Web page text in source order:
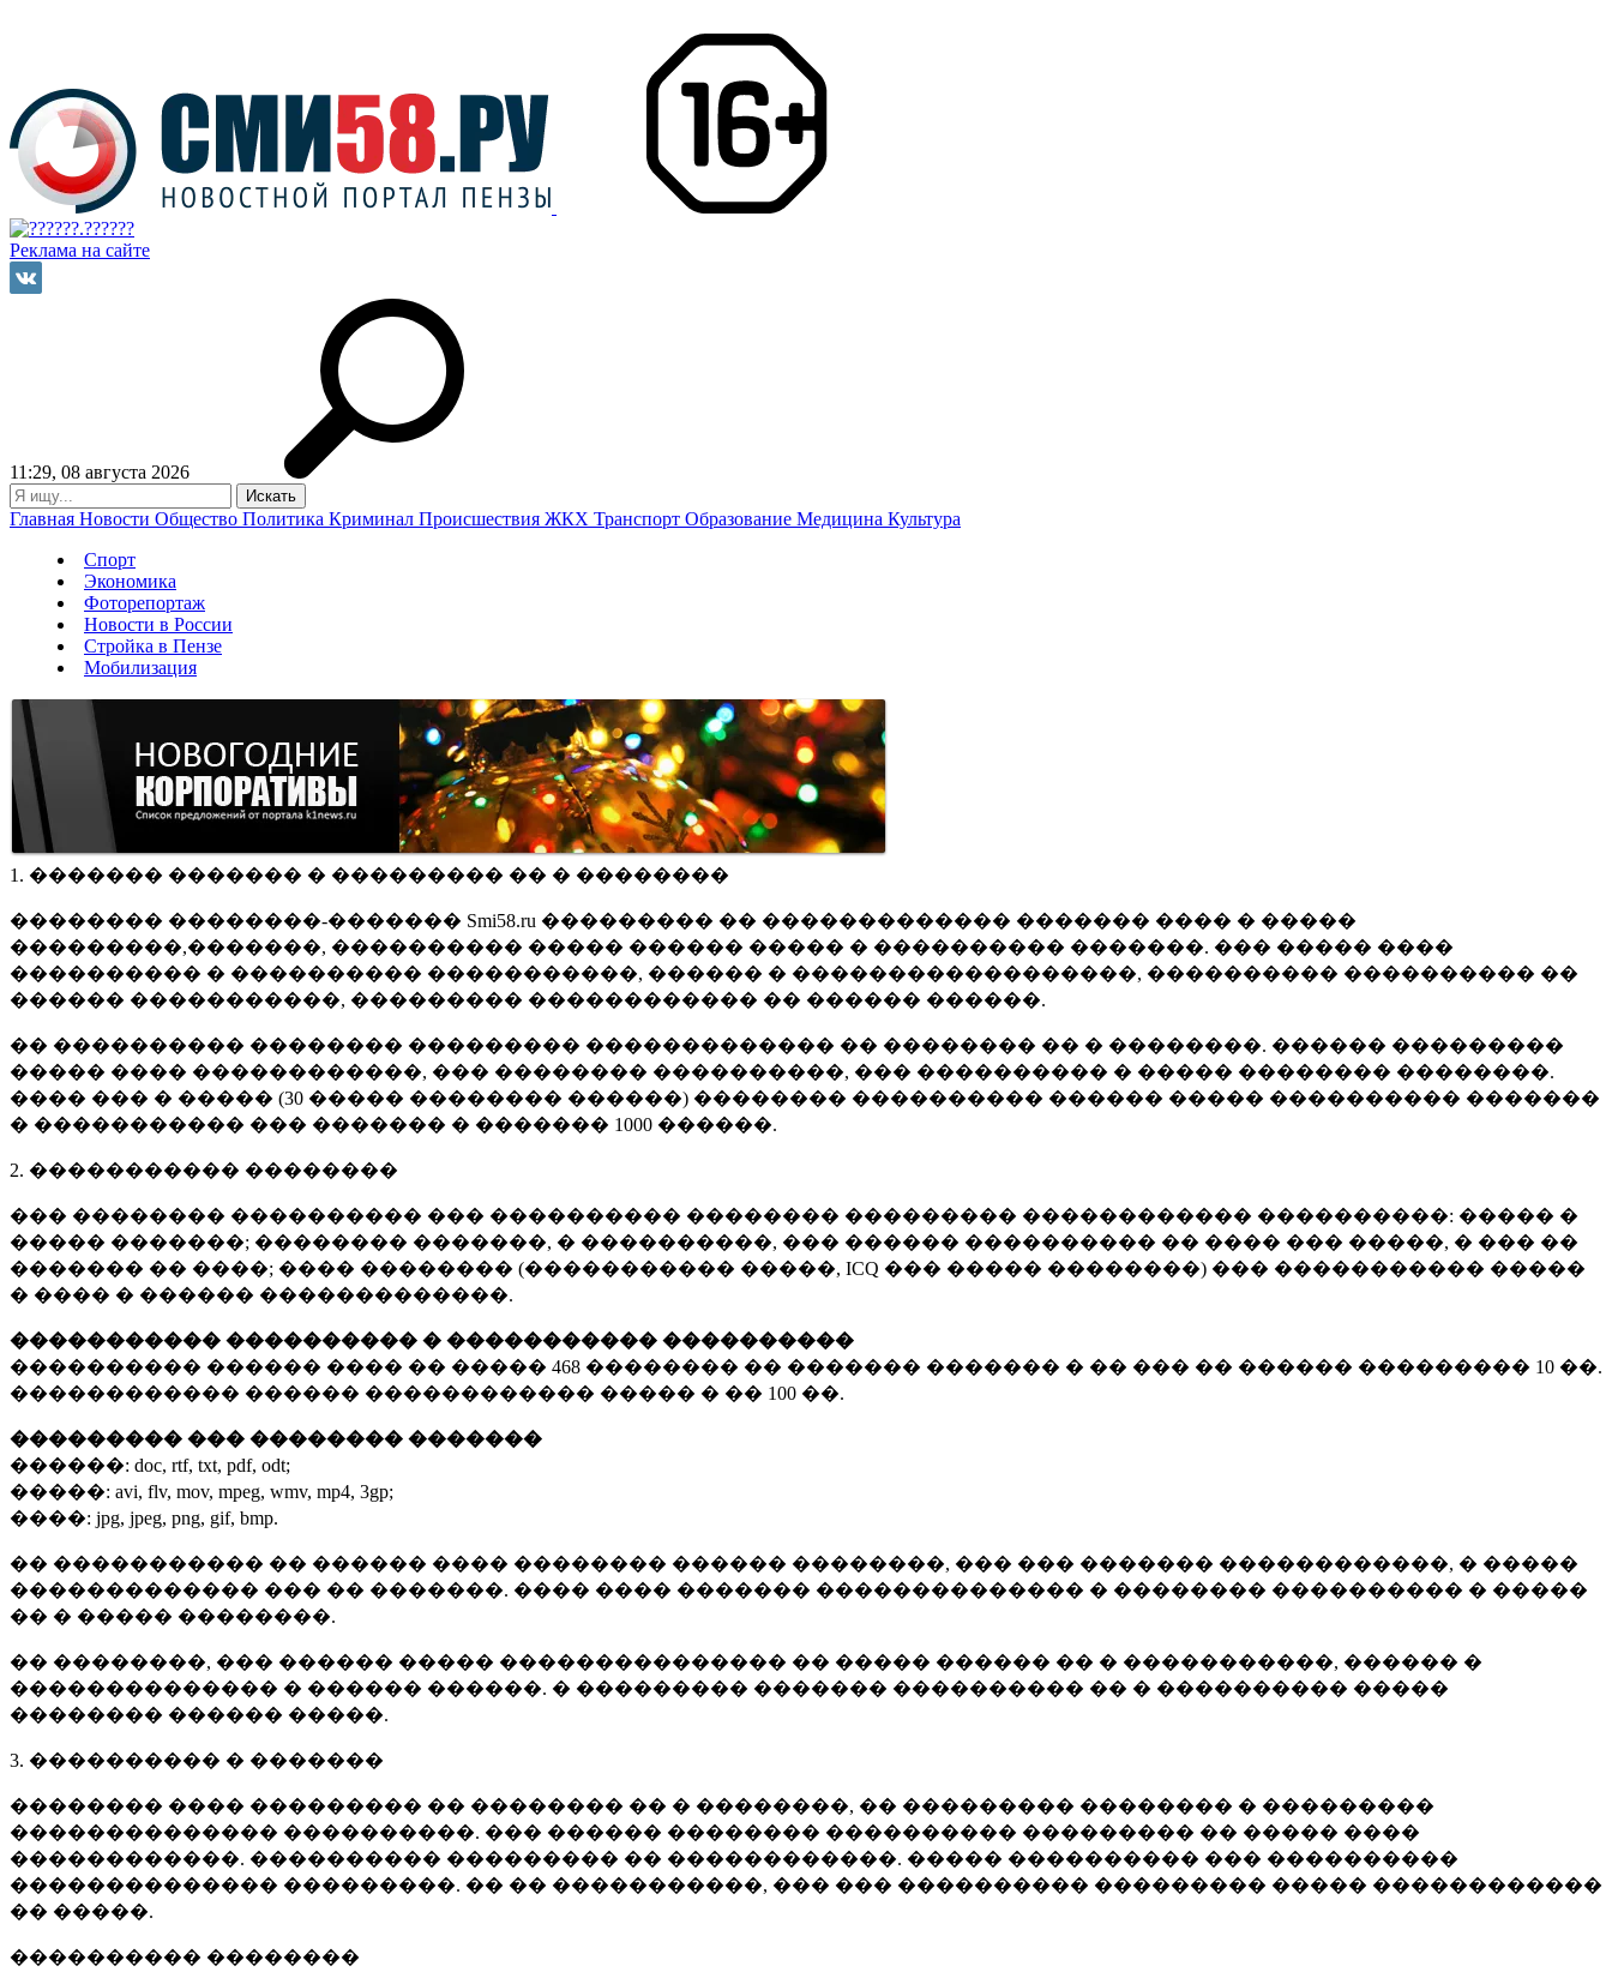
Реклама на сайте
11:29, 08 августа 2026
Главная Новости Общество Политика Криминал Происшествия ЖКХ Транспорт Образование Медицина Культура
Спорт
Экономика
Фоторепортаж
Новости в России
Стройка в Пензе
Мобилизация
1. ������� ������� � ��������� �� � ��������
�������� ��������-������� Smi58.ru ��������� �� ������������� ������� ���� � �����
���������,�������, ���������� ����� ������ ����� � ���������� �������. ��� ����� ����
���������� � ���������� �����������, ������ � ������������������, ���������� ���������� ��
������ �����������, ��������� ������������ �� ������ ������.
�� ���������� �������� ��������� ������������� �� �������� �� � ��������. ������ ���������
����� ���� ������������, ��� �������� ����������, ��� ���������� � ����� �������� ��������.
���� ��� � ����� (30 ����� �������� ������) �������� ���������� ������ ����� ���������� �������
� ����������� ��� ������� � ������� 1000 ������.
2. ����������� ��������
��� �������� ���������� ��� ���������� �������� ��������� ������������ ����������: ����� �
����� �������; �������� �������, � ����������, ��� ������ ���������� �� ���� ��� �����, � ��� ��
������� �� ����; ���� �������� (����������� �����, ICQ ��� ����� ��������) ��� ����������� �����
� ���� � ������ �������������.
����������� ���������� � ����������� ����������
���������� ������ ���� �� ����� 468 �������� �� ������� ������� � �� ��� �� ������ ��������� 10 ��.
������������ ������ ������������ ����� � �� 100 ��.
��������� ��� �������� �������
������: doc, rtf, txt, pdf, odt;
�����: avi, flv, mov, mpeg, wmv, mp4, 3gp;
����: jpg, jpeg, png, gif, bmp.
�� ����������� �� ������ ���� �������� ������ ��������, ��� ��� ������� ������������, � �����
������������� ��� �� �������. ���� ���� ������� �������������� � �������� ���������� � �����
�� � ����� ��������.
�� ��������, ��� ������ ����� ��������������� �� ����� ������ �� � �����������, ������ �
�������������� � ������ ������. � ��������� ������� ���������� �� � ���������� �����
�������� ������ �����.
3. ���������� � �������
�������� ���� ��������� �� �������� �� � ��������, �� ��������� �������� � ���������
�������������� ����������. ��� ������ �������� ���������� ��������� �� ����� ����
������������. ���������� ��������� �� ������������. ����� ���������� ��� ����������
�������������� ���������. �� �� �����������, ��� ��� ���������� ��������� ����� ������������
�� �����.
���������� ��������